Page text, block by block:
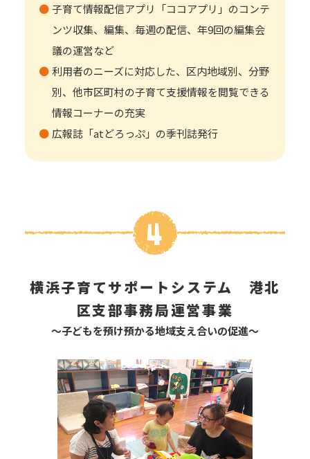
子育て情報配信アプリ「ココアプリ」のコンテ
ンツ収集、編集、毎週の配信、年9回の編集会
議の運営など
利用者のニーズに対応した、区内地域別、分野
別、他市区町村の子育て支援情報を閲覧できる
情報コーナーの充実
広報誌「atどろっぷ」の季刊誌発行
横浜子育てサポートシステム 港北
区支部事務局運営事業
～子どもを預け預かる地域支え合いの促進～